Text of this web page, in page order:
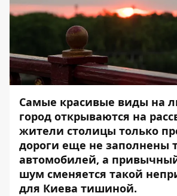
Самые красивые виды на
город открываются на
жители столицы только
дороги еще не заполнены
автомобилей, а
шум сменяется такой
для Киева тишиной.